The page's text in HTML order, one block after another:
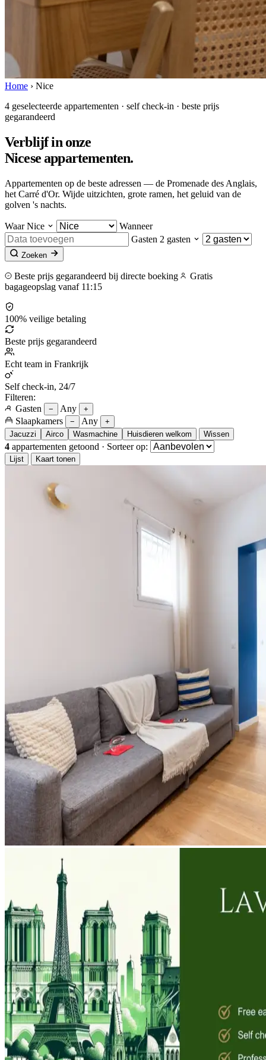
Home › Nice
4 geselecteerde appartementen · self check-in · beste prijs
gegarandeerd
Verblijf in onze
Nicese appartementen.
Appartementen op de beste adressen — de Promenade des Anglais,
het Carré d'Or. Wijde uitzichten, grote ramen, het geluid van de
golven 's nachts.
Waar Nice
Wanneer
Gasten 2 gasten
Zoeken
Beste prijs gegarandeerd bij directe boeking
Gratis
bagageopslag vanaf 11:15
100% veilige betaling
Beste prijs gegarandeerd
Echt team in Frankrijk
Self check-in, 24/7
Filteren:
Gasten
− Any +
Slaapkamers − Any
+
Jacuzzi
Airco Wasmachine Huisdieren welkom Wissen
4 appartementen getoond · Sorteer op:
Lijst Kaart tonen